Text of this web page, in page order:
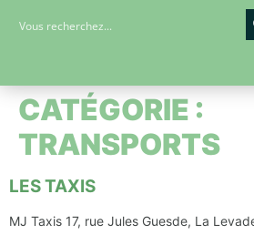
principal
CATÉGORIE :
TRANSPORTS
LES TAXIS
MJ Taxis 17, rue Jules Guesde, La